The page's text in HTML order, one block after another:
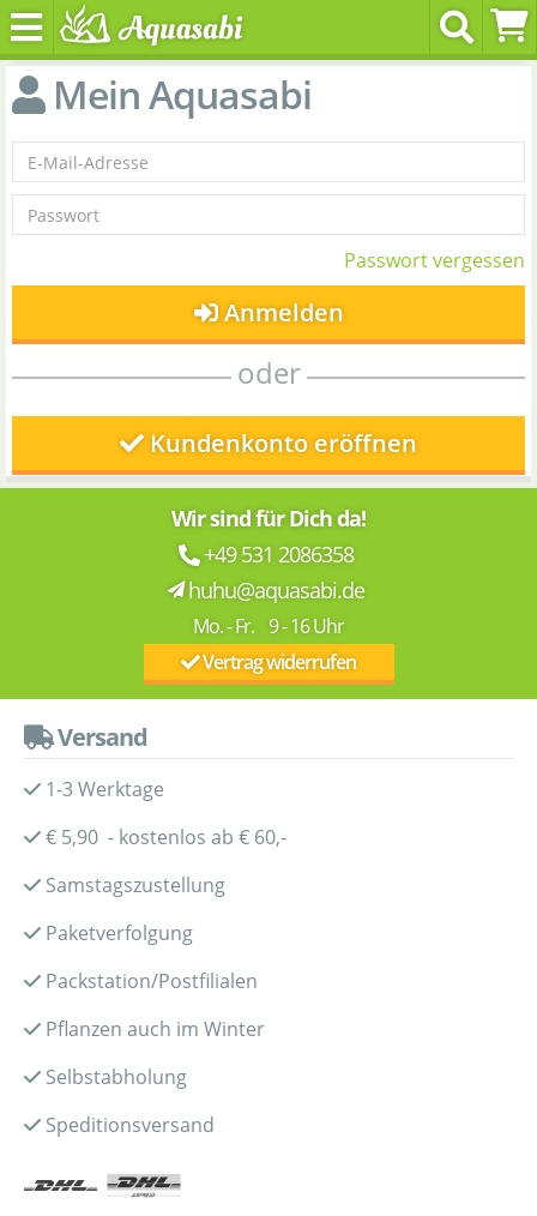
Mein Aquasabi
Passwort vergessen
Anmelden
oder
Kundenkonto eröffnen
Wir sind für Dich da!
+49 531 2086358
huhu@aquasabi.de
Mo. - Fr. 9 - 16 Uhr
Vertrag widerrufen
Versand
1-3 Werktage
€ 5,90 - kostenlos ab € 60,-
Samstagszustellung
Paketverfolgung
Packstation/Postfilialen
Pflanzen auch im Winter
Selbstabholung
Speditionsversand